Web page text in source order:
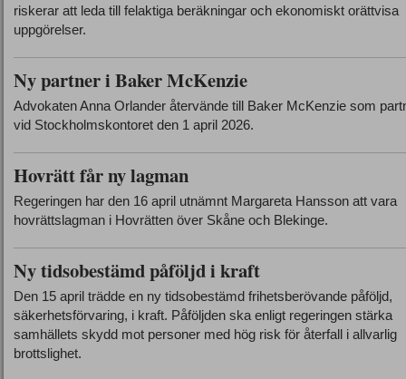
riskerar att leda till felaktiga beräkningar och ekonomiskt orättvisa
uppgörelser.
Ny partner i Baker McKenzie
Advokaten Anna Orlander återvände till Baker McKenzie som
vid Stockholmskontoret den 1 april 2026.
Hovrätt får ny lagman
Regeringen har den 16 april utnämnt Margareta Hansson att vara
hovrättslagman i Hovrätten över Skåne och Blekinge.
Ny tidsobestämd påföljd i kraft
Den 15 april trädde en ny tidsobestämd frihetsberövande påföljd,
säkerhetsförvaring, i kraft. Påföljden ska enligt regeringen stärka
samhällets skydd mot personer med hög risk för återfall i allvarlig
brottslighet.